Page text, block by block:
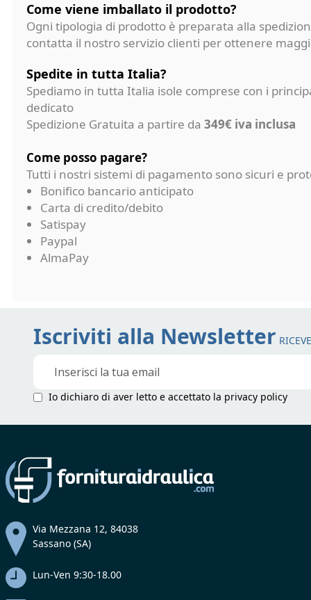
Come viene imballato il prodotto?
Ogni tipologia di prodotto è preparata alla
contatta il nostro servizio clienti per ottenere
Spedite in tutta Italia?
Spediamo in tutta Italia isole comprese con i
dedicato
Spedizione Gratuita a partire da 349€ iva inclusa
Come posso pagare?
Tutti i nostri sistemi di pagamento sono sicuri e
Bonifico bancario anticipato
Carta di credito/debito
Satispay
Paypal
AlmaPay
Iscriviti alla Newsletter
Newsletter:
Io dichiaro di aver letto e accettato la privacy policy
Via Mezzana 12, 84038
Sassano (SA)
Lun-Ven 9:30-18.00